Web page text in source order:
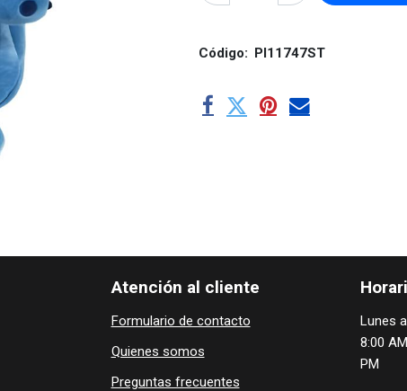
Código: PI11747ST
Lunes
8:00
PM
Atención al cliente
Formulario de contacto
Quienes ​som​​​os
Preguntas frecuentes